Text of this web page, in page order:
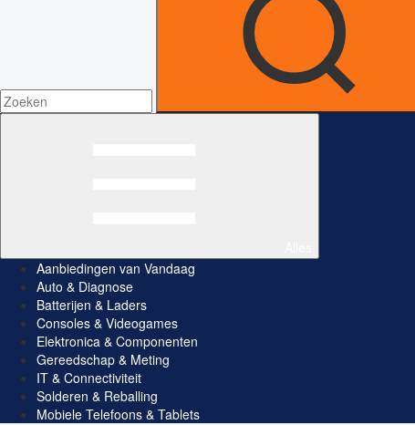
Aanbiedingen van Vandaag
Auto & Diagnose
Batterijen & Laders
Consoles & Videogames
Elektronica & Componenten
Gereedschap & Meting
IT & Connectiviteit
Solderen & Reballing
Mobiele Telefoons & Tablets